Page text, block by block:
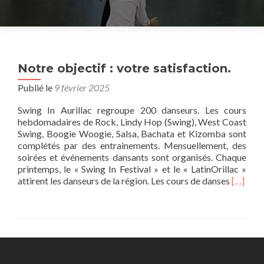
Notre objectif : votre satisfaction.
Publié le 9 février 2025
Swing In Aurillac regroupe 200 danseurs. Les cours
hebdomadaires de Rock, Lindy Hop (Swing), West Coast
Swing, Boogie Woogie, Salsa, Bachata et Kizomba sont
complétés par des entrainements. Mensuellement, des
soirées et événements dansants sont organisés. Chaque
printemps, le « Swing In Festival » et le « LatinOrillac »
attirent les danseurs de la région. Les cours de danses En
:
[…]